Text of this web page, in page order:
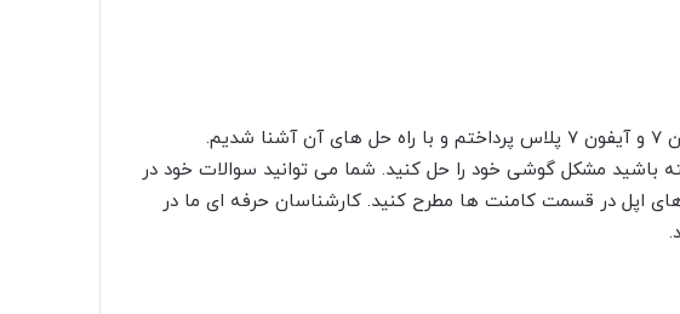
در این مقاله به بررسی مشکل میکروفن آیفون 7 و آیفون 7 پلاس پرداختم و با راه حل های آن آشنا شدیم.
باشید مشکل گوشی خود را حل کنید. شما می توانید سوالات خود در
اپل در قسمت کامنت ها مطرح کنید. کارشناسان حرفه ای ما در